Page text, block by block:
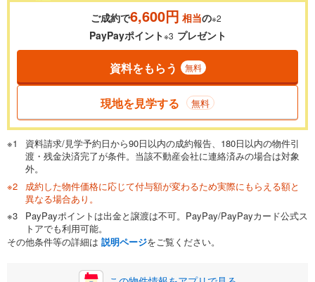
ご成約で6,600円 相当の※2
PayPayポイント※3 プレゼント
資料をもらう 無料
現地を見学する 無料
資料請求/見学予約日から90日以内の成約報告、180日以内の物件引
渡・残金決済完了が条件。当該不動産会社に連絡済みの場合は対象
外。
成約した物件価格に応じて付与額が変わるため実際にもらえる額と
異なる場合あり。
PayPayポイントは出金と譲渡は不可。PayPay/PayPayカード公式ス
トアでも利用可能。
その他条件等の詳細は 説明ページをご覧ください。